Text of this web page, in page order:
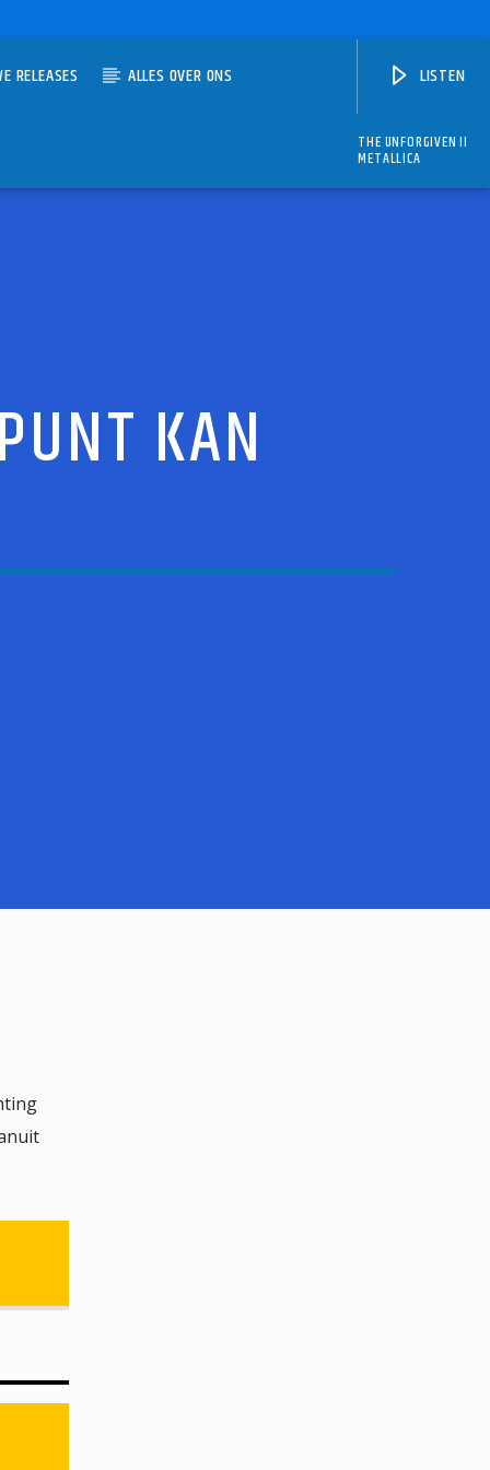
RELEASES ALLES OVER ONS LISTEN
THE UNFORGIVEN II
METALLICA
KAN